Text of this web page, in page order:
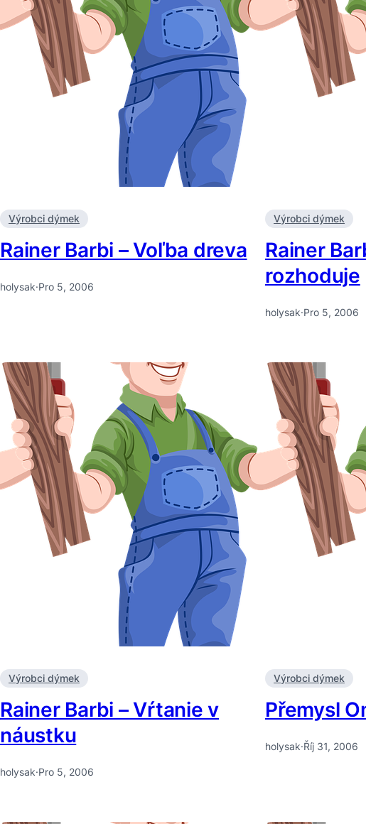
Výrobci dýmek
Rainer Barbi – Voľba dreva
holysak·Pro 5, 2006
Výrobci dýmek
Rainer
rozhoduje
holysak·Pro 5, 2006
Výrobci dýmek
Rainer Barbi – Vŕtanie v
náustku
holysak·Pro 5, 2006
Výrobci dýmek
Přemysl
holysak·Říj 31, 2006